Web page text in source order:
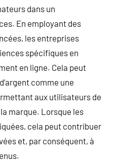
dans un
En employant des
les entreprises
spécifiques en
en ligne. Cela peut
comme une
aux utilisateurs de
marque. Lorsque les
cela peut contribuer
et, par conséquent, à